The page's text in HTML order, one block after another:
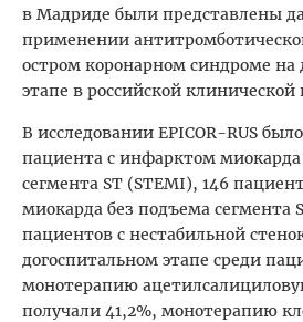
в Мадриде были представлены
применении
остром коронарном синдроме на
этапе в российской клинической
В исследовании EPICOR-RUS
пациента с инфарктом
сегмента ST (STEMI), 146
миокарда без подъема сегмента
пациентов с нестабильной
догоспитальном этапе среди
монотерапию
получали 41,2%, монотерапию